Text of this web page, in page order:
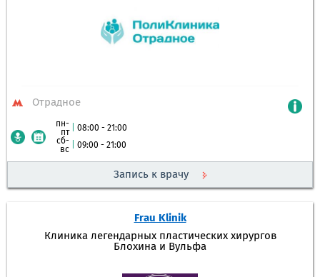
Отрадное
пн-
пт| 08:00 - 21:00
сб-
вс
09:00 - 21:00
Запись к врачу
Frau Klinik
Клиника легендарных пластических хирургов
Блохина и Вульфа